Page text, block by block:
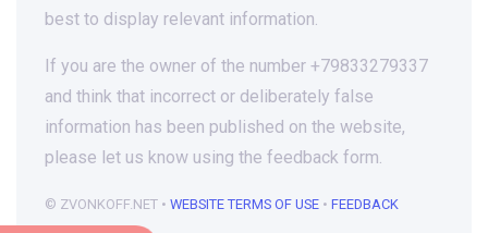
best to display relevant information.
If you are the owner of the number +79833279337
and think that incorrect or deliberately false
information has been published on the website,
please let us know using the feedback form.
© ZVONKOFF.NET • WEBSITE TERMS OF USE • FEEDBACK